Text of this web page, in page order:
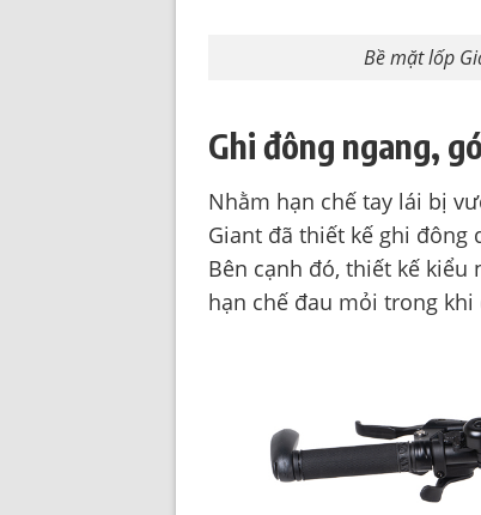
Bề mặt lốp
Ghi đông ngang,
Nhằm hạn chế tay lái bị
Giant đã thiết kế ghi
Bên cạnh đó, thiết kế
hạn chế đau mỏi trong khi